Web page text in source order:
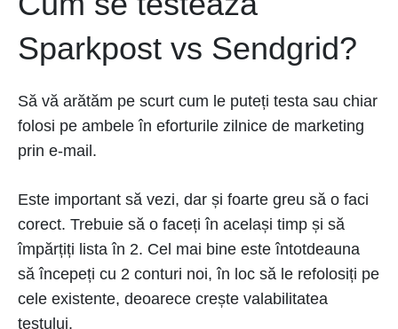
Sparkpost vs Sendgrid?
Să vă arătăm pe scurt cum le puteți testa sau chiar
folosi pe ambele în eforturile zilnice de marketing
prin e-mail.
Este important să vezi, dar și foarte greu să o faci
corect. Trebuie să o faceți în același timp și să
împărțiți lista în 2. Cel mai bine este întotdeauna
să începeți cu 2 conturi noi, în loc să le refolosiți pe
cele existente, deoarece crește valabilitatea
testului.